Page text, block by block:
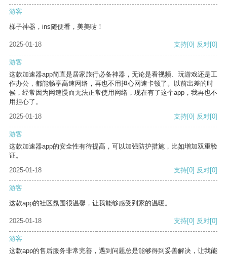
游客
梯子神器，ins随便看，美美哒！
2025-01-18 支持[0] 反对[0]
游客
这款加速器app简直是居家旅行必备神器，无论是看视频、玩游戏还是工
作办公，都能畅享高速网络，再也不用担心网速卡顿了。以前出差的时
候，经常因为网速慢而无法正常使用网络，现在有了这个app，我再也不
用担心了。
2025-01-18
支持[0] 反对[0]
游客
这款加速器app的安全性有待提高，可以加强防护措施，比如增加双重验
证。
2025-01-18
支持[0] 反对[0]
游客
这款app的社区氛围很温馨，让我能够感受到家的温暖。
2025-01-18 支持[0] 反对[0]
游客
这款app的售后服务非常完善，遇到问题总是能够得到妥善解决，让我能